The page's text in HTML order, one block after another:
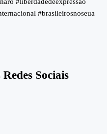
#liberdadedeexpressao
#brasileirosnoseua
Sociais